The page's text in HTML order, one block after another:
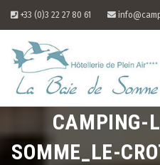
+33 (0)3 22 27 80 61
CAMPING-
SOMME_LE-